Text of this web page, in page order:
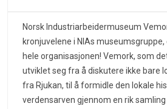
Norsk Industriarbeidermuseum
kronjuvelene i NIAs museumsgruppe,
hele organisasjonen! Vemork, som
utviklet seg fra å diskutere ikke bare
fra Rjukan, til å formidle den lokale
verdensarven gjennom en rik